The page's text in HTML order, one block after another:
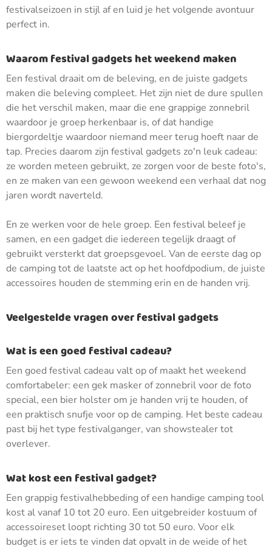
festivalseizoen in stijl af en luid je het volgende avontuur
perfect in.
Waarom festival gadgets het weekend maken
Een festival draait om de beleving, en de juiste gadgets
maken die beleving compleet. Het zijn niet de dure spullen
die het verschil maken, maar die ene grappige zonnebril
waardoor je groep herkenbaar is, of dat handige
biergordeltje waardoor niemand meer terug hoeft naar de
tap. Precies daarom zijn festival gadgets zo'n leuk cadeau:
ze worden meteen gebruikt, ze zorgen voor de beste foto's,
en ze maken van een gewoon weekend een verhaal dat nog
jaren wordt naverteld.
En ze werken voor de hele groep. Een festival beleef je
samen, en een gadget die iedereen tegelijk draagt of
gebruikt versterkt dat groepsgevoel. Van de eerste dag op
de camping tot de laatste act op het hoofdpodium, de juiste
accessoires houden de stemming erin en de handen vrij.
Veelgestelde vragen over festival gadgets
Wat is een goed festival cadeau?
Een goed festival cadeau valt op of maakt het weekend
comfortabeler: een gek masker of zonnebril voor de foto
special, een bier holster om je handen vrij te houden, of
een praktisch snufje voor op de camping. Het beste cadeau
past bij het type festivalganger, van showstealer tot
overlever.
Wat kost een festival gadget?
Een grappig festivalhebbeding of een handige camping tool
kost al vanaf 10 tot 20 euro. Een uitgebreider kostuum of
accessoireset loopt richting 30 tot 50 euro. Voor elk
budget is er iets te vinden dat opvalt in de weide of het